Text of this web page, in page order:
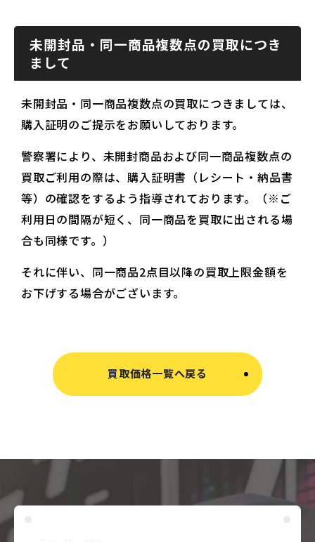
未開封品・同一商品複数点の買取につき
まして
未開封品・同一商品複数点の買取につきましては、
購入証明のご提示をお願いしております。
警察署により、未開封商品および同一商品複数点の
買取ご利用の際は、購入証明書（レシート・納品書
等）の確認をするよう指導されております。（※ご
利用日の間隔が短く、同一商品を買取に出される場
合も同様です。）
それに伴い、同一商品2点目以降の買取上限金額を
お下げする場合がございます。
買取価格一覧へ戻る